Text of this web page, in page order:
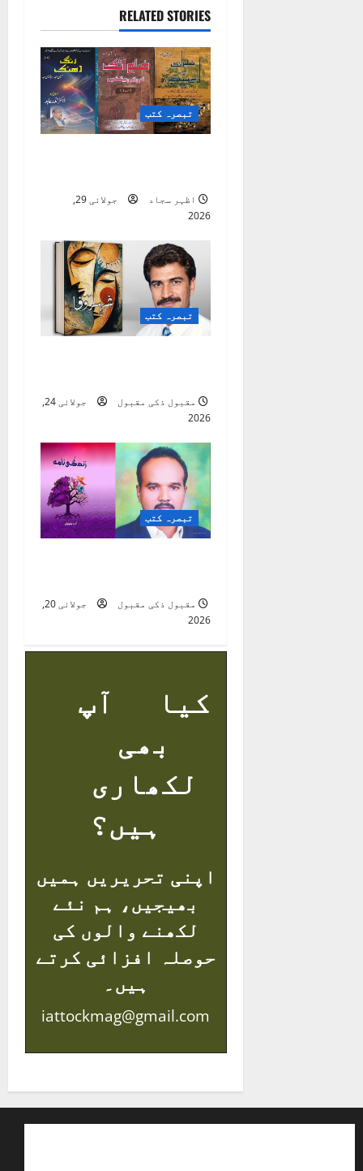
g
a
t
i
n
RELATED STORIES
تبصرہ کتب
اظہر سجاد
جولائی 29,
2026
تبصرہ کتب
مقبول ذکی مقبول
جولائی 24,
2026
تبصرہ کتب
مقبول ذکی مقبول
جولائی 20,
2026
کیا آپ
بھی
لکھاری
ہیں؟
اپنی تحریریں ہمیں
بھیجیں، ہم نئے
لکھنے والوں کی
حوصلہ افزائی کرتے
ہیں۔
iattockmag@gmail.com